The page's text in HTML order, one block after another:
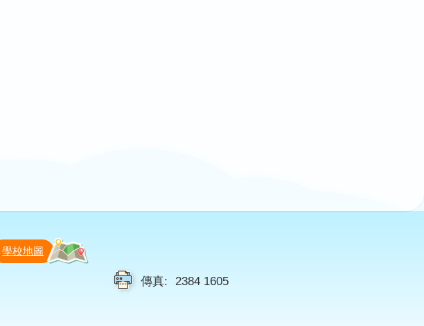
學校地圖
傳真: 2384 1605